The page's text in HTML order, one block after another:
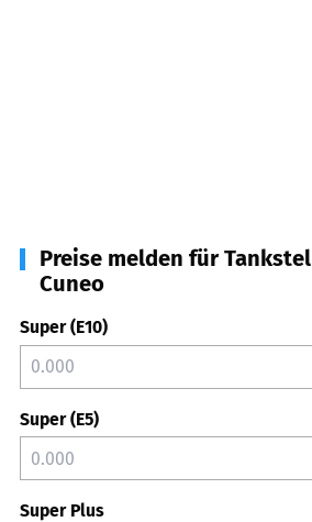
Preise melden für
Cuneo
Super (E10)
Super (E5)
Super Plus